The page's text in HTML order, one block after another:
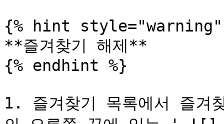
{% hint style="warning"
**즐겨찾기 해제**
{% endhint %}
1. 즐겨찾기 목록에서 즐겨